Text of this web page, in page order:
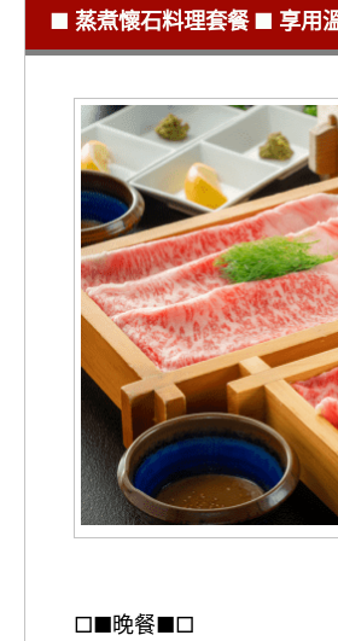
■ 蒸煮懷石料理套餐 ■ 享用
□■晚餐■□